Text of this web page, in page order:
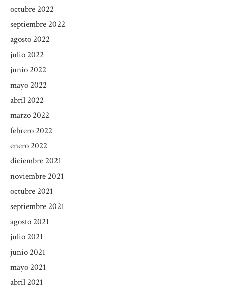
octubre 2022
septiembre 2022
agosto 2022
julio 2022
junio 2022
mayo 2022
abril 2022
marzo 2022
febrero 2022
enero 2022
diciembre 2021
noviembre 2021
octubre 2021
septiembre 2021
agosto 2021
julio 2021
junio 2021
mayo 2021
abril 2021